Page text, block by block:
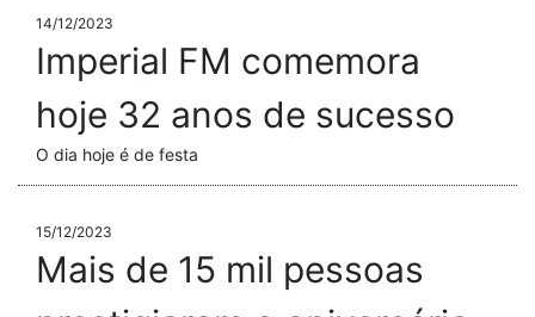
14/12/2023
Imperial FM comemora
hoje 32 anos de sucesso
O dia hoje é de festa
15/12/2023
Mais de 15 mil pessoas